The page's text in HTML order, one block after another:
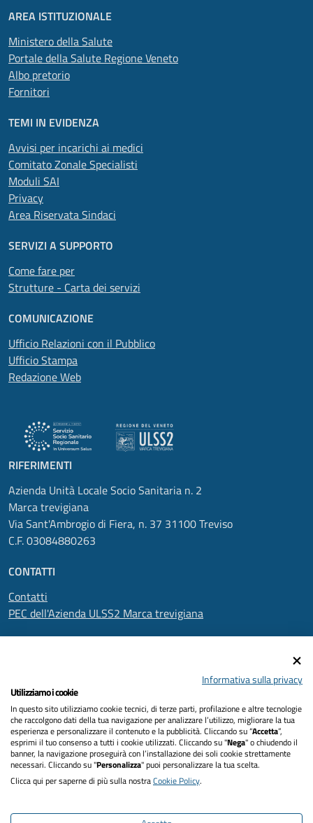
AREA ISTITUZIONALE
Ministero della Salute
Portale della Salute Regione Veneto
Albo pretorio
Fornitori
TEMI IN EVIDENZA
Avvisi per incarichi ai medici
Comitato Zonale Specialisti
Moduli SAI
Privacy
Area Riservata Sindaci
SERVIZI A SUPPORTO
Come fare per
Strutture - Carta dei servizi
COMUNICAZIONE
Ufficio Relazioni con il Pubblico
Ufficio Stampa
Redazione Web
RIFERIMENTI
Azienda Unità Locale Socio Sanitaria n. 2
Marca trevigiana
Via Sant'Ambrogio di Fiera, n. 37 31100 Treviso
C.F. 03084880263
CONTATTI
Contatti
PEC dell'Azienda ULSS2 Marca trevigiana
Informativa privacy
Dichiarazione di accessibilità
Note legali
Informativa sulla privacy
Utilizziamo i cookie
In questo sito utilizziamo cookie tecnici, di terze parti, profilazione e altre tecnologie
che raccolgono dati della tua navigazione per analizzare l’utilizzo, migliorare la tua
esperienza e personalizzare il contenuto e la pubblicità. Cliccando su “Accetta”,
esprimi il tuo consenso a tutti i cookie utilizzati. Cliccando su "Nega" o chiudendo il
banner, la navigazione proseguirà con l’installazione dei soli cookie strettamente
necessari. Cliccando su "Personalizza" puoi personalizzare la tua scelta.
Clicca qui per saperne di più sulla nostraCookie Policy.